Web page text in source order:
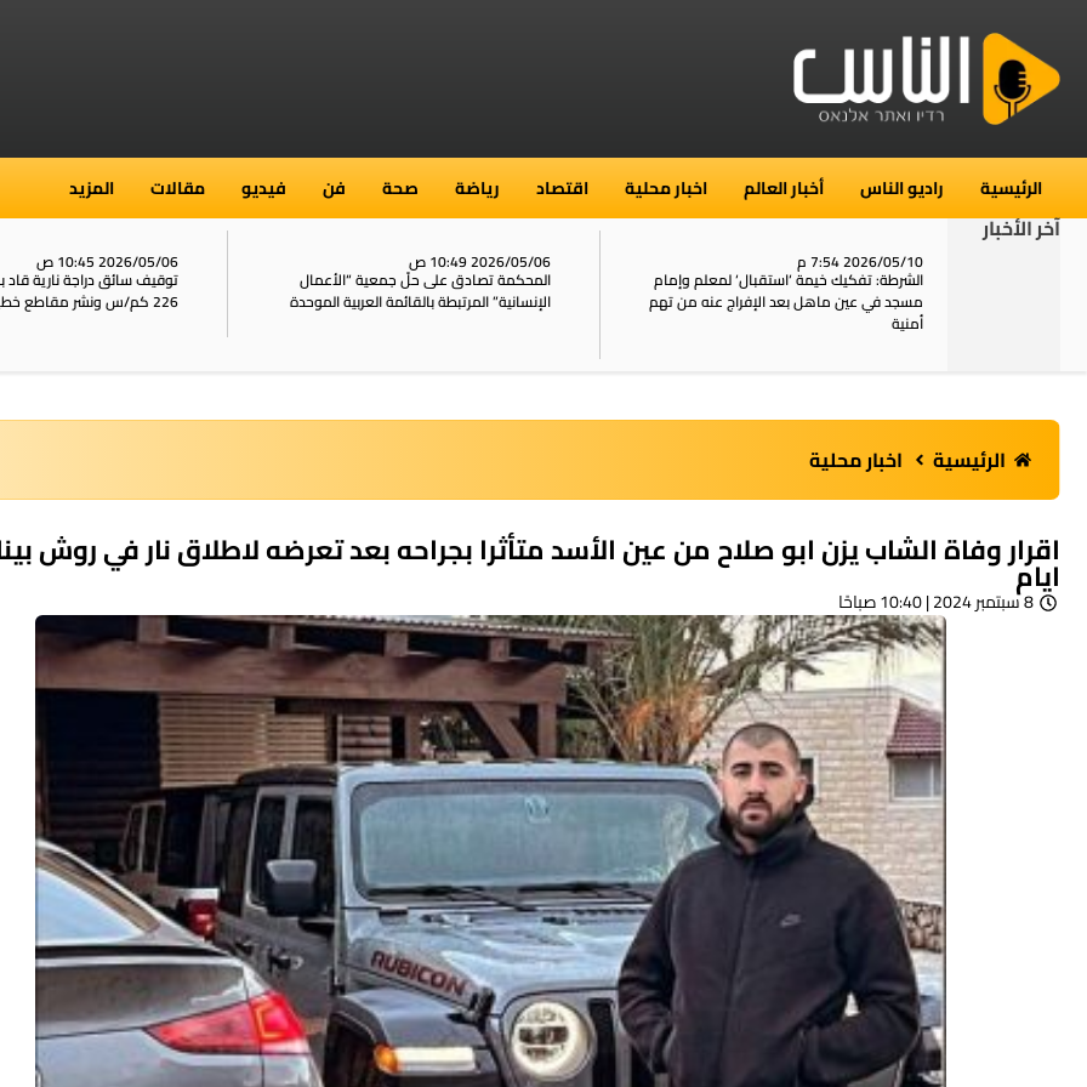
الرئيسية راديو الناس أخبار العالم اخبار محلية اقتصاد رياضة صحة فن فيديو مقالات المزيد
آخر الأخبار
2026/05/10 7:54 م
الشرطة: تفكيك خيمة ‘استقبال‘ لمعلم وإمام
مسجد في عين ماهل بعد الإفراج عنه من تهم
أمنية
2026/05/06 10:49 ص
المحكمة تصادق على حلّ جمعية “الأعمال
الإنسانية” المرتبطة بالقائمة العربية الموحدة
2026/05/06 10:45 ص
توقيف سائق دراجة نارية
226 كم/س ونشر مقاطع خطيرة على الشبكات
الرئيسية اخبار محلية
اقرار وفاة الشاب يزن ابو صلاح من عين الأسد متأثرا بجراحه بعد تعرضه لاطلاق نار في روش
ايام
8 سبتمبر 2024 | 10:40 صباحًا